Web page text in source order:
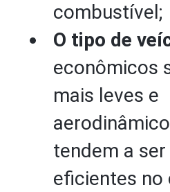
combustível;
O tipo de
econômicos
mais leves e
tendem a
eficientes no